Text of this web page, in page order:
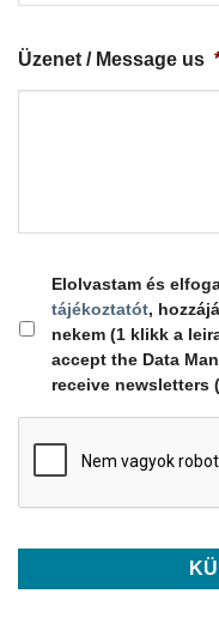
Üzenet / Message us
Elolvastam és
tájékoztatót,
nekem (1 klikk a
accept the Data
receive newsletters